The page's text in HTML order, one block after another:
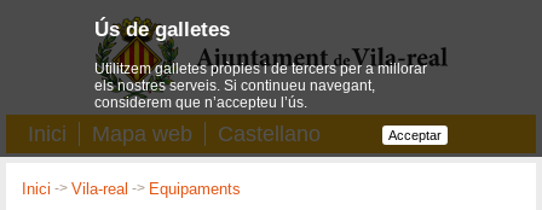
Inici Mapa web Castellano
Inici ->Vila-real -> Equipaments
Ús de galletes
Utilitzem galletes pròpies i de tercers per a millorar
els nostres serveis. Si continueu navegant,
considerem que n’accepteu l’ús.
Acceptar